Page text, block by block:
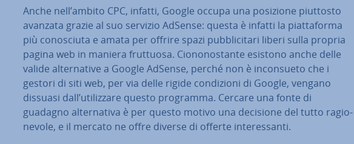
Anche nell’ambito CPC, infatti, Google occupa una posizione piuttosto
avanzata grazie al suo servizio AdSense: questa è infatti la piat­ta­for­ma
più co­no­sciu­ta e amata per offrire spazi pub­bli­ci­ta­ri liberi sulla propria
pagina web in maniera fruttuosa. Cio­no­no­stan­te esistono anche delle
valide al­ter­na­ti­ve a Google AdSense, perché non è in­con­sue­to che i
gestori di siti web, per via delle rigide con­di­zio­ni di Google, vengano
dissuasi dall’uti­liz­za­re questo programma. Cercare una fonte di
guadagno al­ter­na­ti­va è per questo motivo una decisione del tutto ra­gio­
ne­vo­le, e il mercato ne offre diverse di offerte in­te­res­san­ti.